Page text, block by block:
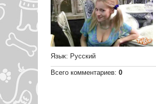
Язык: Русский
Всего комментариев: 0